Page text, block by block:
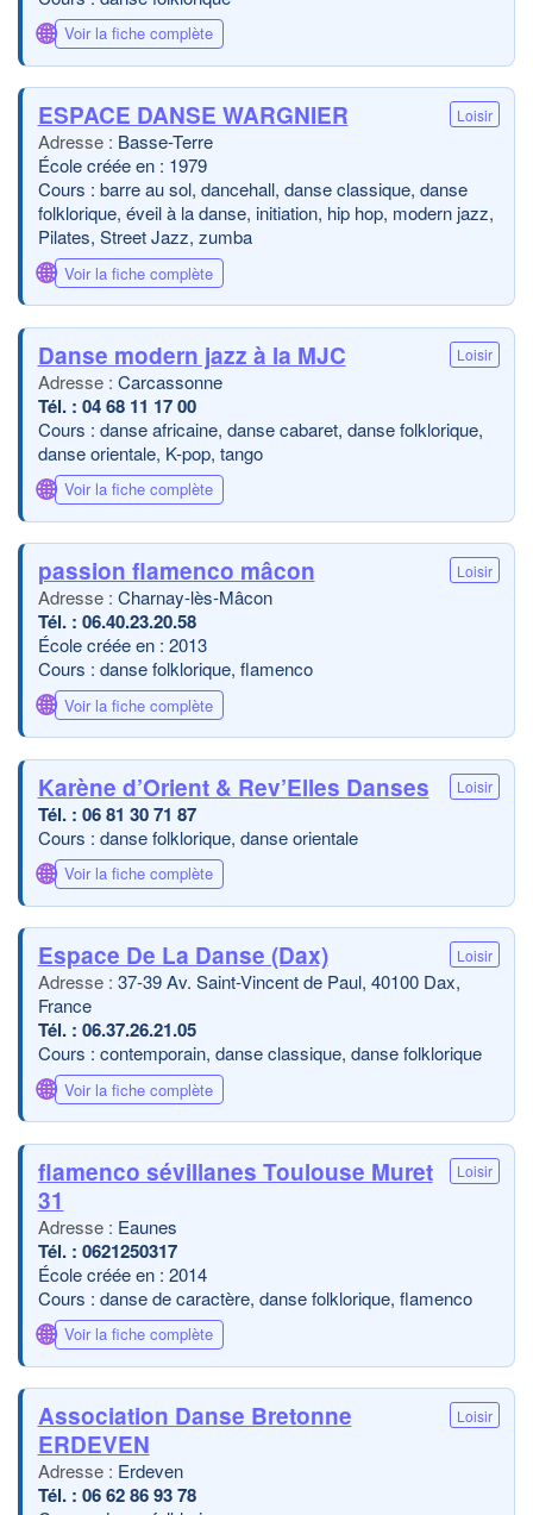
🌐 Voir la fiche complète
ESPACE DANSE WARGNIER Loisir
Basse-Terre
École créée en : 1979
Cours : barre au sol, dancehall, danse classique, danse
folklorique, éveil à la danse, initiation, hip hop, modern jazz,
Pilates, Street Jazz, zumba
🌐 Voir la fiche complète
Danse modern jazz à la MJC Loisir
Carcassonne
04 68 11 17 00
Cours : danse africaine, danse cabaret, danse folklorique,
danse orientale, K-pop, tango
🌐 Voir la fiche complète
passion flamenco mâcon Loisir
Charnay-lès-Mâcon
06.40.23.20.58
École créée en : 2013
Cours : danse folklorique, flamenco
🌐 Voir la fiche complète
Karène d’Orient & Rev’Elles Danses Loisir
06 81 30 71 87
Cours : danse folklorique, danse orientale
🌐 Voir la fiche complète
Espace De La Danse (Dax) Loisir
37-39 Av. Saint-Vincent de Paul, 40100 Dax,
France
06.37.26.21.05
Cours : contemporain, danse classique, danse folklorique
🌐 Voir la fiche complète
flamenco sévillanes Toulouse Muret
31
Loisir
Eaunes
0621250317
École créée en : 2014
Cours : danse de caractère, danse folklorique, flamenco
🌐 Voir la fiche complète
Association Danse Bretonne
ERDEVEN
Loisir
Erdeven
06 62 86 93 78